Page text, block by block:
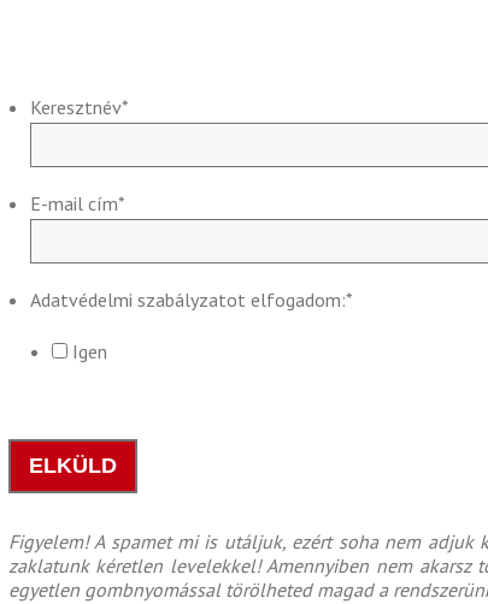
Keresztnév*
E-mail cím*
Adatvédelmi szabályzatot elfogadom:*
Igen
Figyelem! A spamet mi is utáljuk, ezért soha nem adjuk
zaklatunk kéretlen levelekkel! Amennyiben nem akarsz
egyetlen gombnyomással törölheted magad a